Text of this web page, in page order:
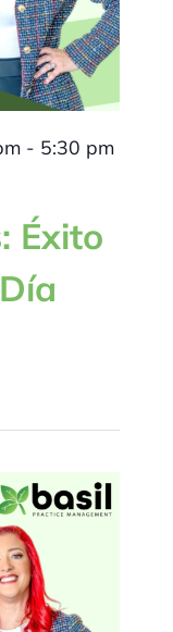
- 5:30 pm
Éxito